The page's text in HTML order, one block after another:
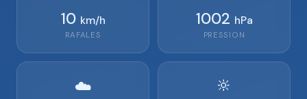
10 km/h
RAFALES
1002 hPa
PRESSION
☁️ 🔆